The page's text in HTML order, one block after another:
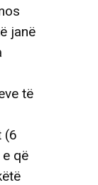
janë
të
(6
që